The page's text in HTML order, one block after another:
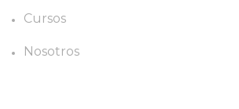
Cursos
Nosotros